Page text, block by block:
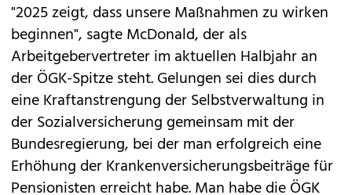
"2025 zeigt, dass unsere Maßnahmen zu wirken
beginnen", sagte McDonald, der als
Arbeitgebervertreter im aktuellen Halbjahr an
der ÖGK-Spitze steht. Gelungen sei dies durch
eine Kraftanstrengung der Selbstverwaltung in
der Sozialversicherung gemeinsam mit der
Bundesregierung, bei der man erfolgreich eine
Erhöhung der Krankenversicherungsbeiträge für
Pensionisten erreicht habe. Man habe die ÖGK